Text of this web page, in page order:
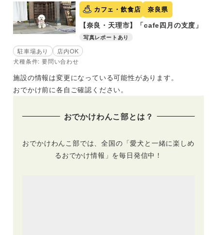
カフェ・飲食店 奈良県
【奈良・天理市】「cafe四月の支度」
写真レポートあり
駐車場あり
店内OK
犬種条件: 要問い合わせ
施設の情報は変更になっている可能性があります。
おでかけ前に各自ご確認ください。
おでかけわんこ部とは？
おでかけわんこ部では、全国の「愛犬と一緒に楽しめ
るおでかけ情報」を毎日発信中！